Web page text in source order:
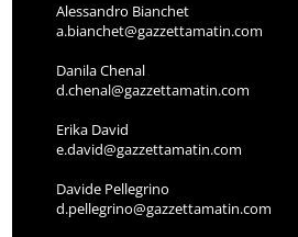
Alessandro Bianchet
a.bianchet@gazzettamatin.com
Danila Chenal
d.chenal@gazzettamatin.com
Erika David
e.david@gazzettamatin.com
Davide Pellegrino
d.pellegrino@gazzettamatin.com